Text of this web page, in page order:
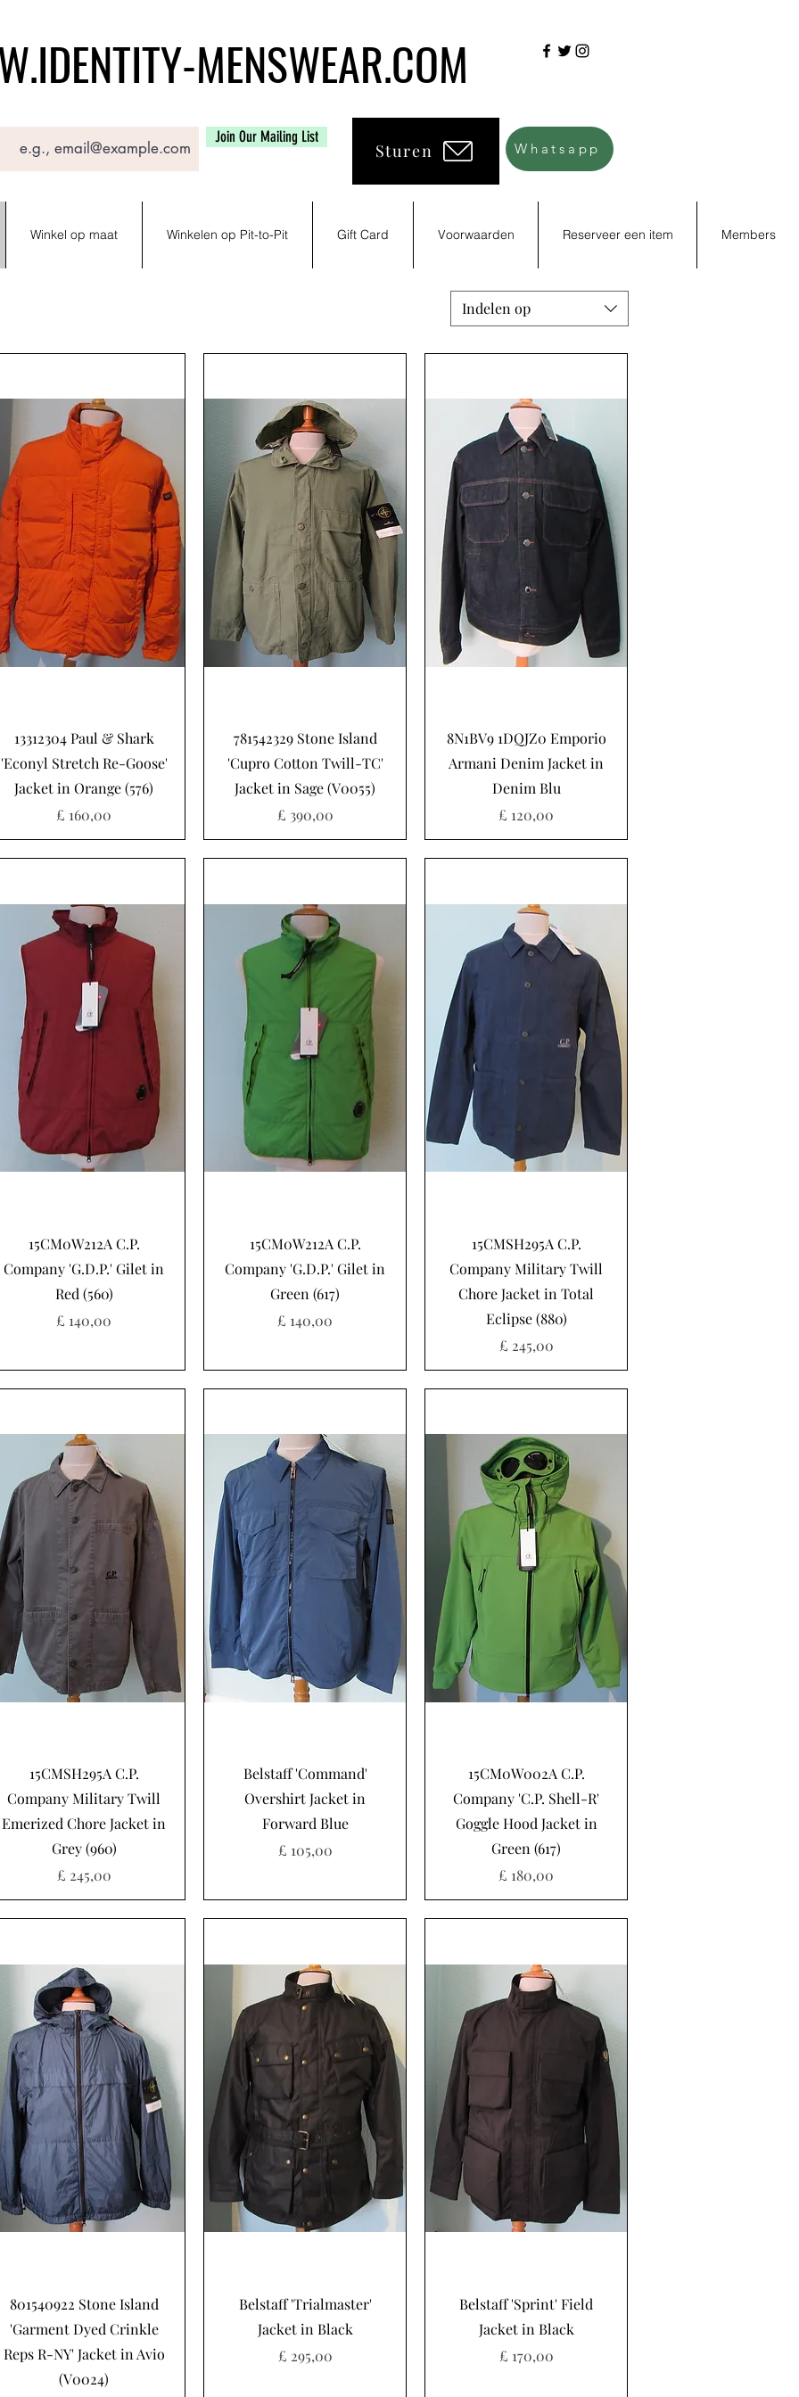
MENSWEAR.COM
Join Our Mailing List
Sturen Whatsapp
Winkel op maat Winkelen op Pit-to-Pit Gift Card Voorwaarden Reserveer een item Members
Indelen op
Snel overzicht
13312304 Paul & Shark
'Econyl Stretch Re-Goose'
Jacket in Orange (576)
Prijs
£ 160,00
Snel overzicht
781542329 Stone Island
'Cupro Cotton Twill-TC'
Jacket in Sage (V0055)
Prijs
£ 390,00
Snel overzicht
8N1BV9 1DQJZ0 Emporio
Armani Denim Jacket in
Denim Blu
Prijs
£ 120,00
Snel overzicht
15CM0W212A C.P.
Company 'G.D.P.' Gilet in
Red (560)
Prijs
£ 140,00
Snel overzicht
15CM0W212A C.P.
Company 'G.D.P.' Gilet in
Green (617)
Prijs
£ 140,00
Snel overzicht
15CMSH295A C.P.
Company Military Twill
Chore Jacket in Total
Eclipse (880)
Prijs
£ 245,00
Snel overzicht
15CMSH295A C.P.
Company Military Twill
Emerized Chore Jacket in
Grey (960)
Prijs
£ 245,00
Snel overzicht
Belstaff 'Command'
Overshirt Jacket in
Forward Blue
Prijs
£ 105,00
Snel overzicht
15CM0W002A C.P.
Company 'C.P. Shell-R'
Goggle Hood Jacket in
Green (617)
Prijs
£ 180,00
Snel overzicht
801540922 Stone Island
'Garment Dyed Crinkle
Reps R-NY' Jacket in Avio
(V0024)
Snel overzicht
Belstaff 'Trialmaster'
Jacket in Black
Prijs
£ 295,00
Snel overzicht
Belstaff 'Sprint' Field
Jacket in Black
Prijs
£ 170,00